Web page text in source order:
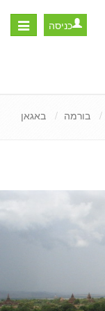
Toggle
כניסה
בורמה באגאן